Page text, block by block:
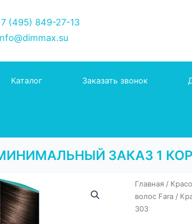
(495) 849-27-13
Каталог Заказать звонок
ЗАКАЗ 1
Главная /
волос Fara /
303